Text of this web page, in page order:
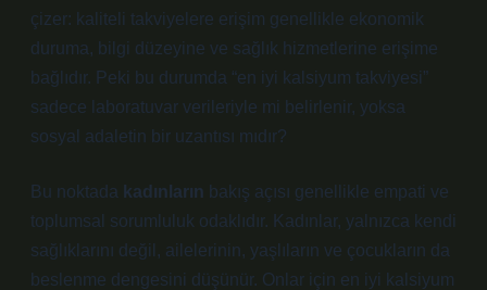
çizer: kaliteli takviyelere erişim genellikle ekonomik
duruma, bilgi düzeyine ve sağlık hizmetlerine erişime
bağlıdır. Peki bu durumda “en iyi kalsiyum takviyesi”
sadece laboratuvar verileriyle mi belirlenir, yoksa
sosyal adaletin bir uzantısı mıdır?
Bu noktada kadınların bakış açısı genellikle empati ve
toplumsal sorumluluk odaklıdır. Kadınlar, yalnızca kendi
sağlıklarını değil, ailelerinin, yaşlıların ve çocukların da
beslenme dengesini düşünür. Onlar için en iyi kalsiyum